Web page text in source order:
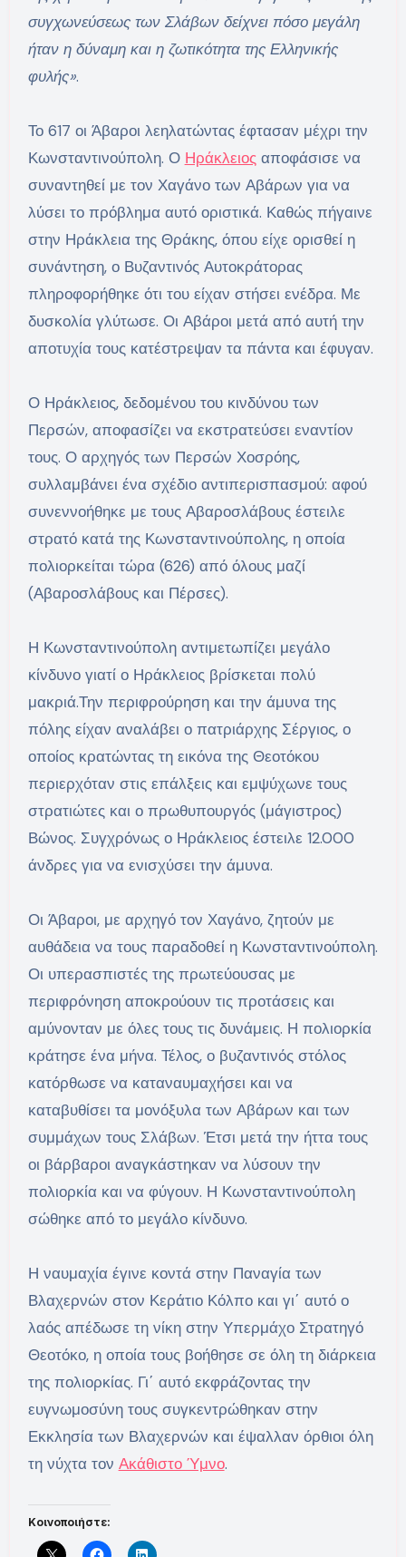
συγχωνεύσεως των Σλάβων δείχνει πόσο μεγάλη
ήταν η δύναμη και η ζωτικότητα της Ελληνικής
φυλής».
Το 617 οι Άβαροι λεηλατώντας έφτασαν μέχρι την
Κωνσταντινούπολη. Ο Ηράκλειος αποφάσισε να
συναντηθεί με τον Χαγάνο των Αβάρων για να
λύσει το πρόβλημα αυτό οριστικά. Καθώς πήγαινε
στην Ηράκλεια της Θράκης, όπου είχε ορισθεί η
συνάντηση, ο Βυζαντινός Αυτοκράτορας
πληροφορήθηκε ότι του είχαν στήσει ενέδρα. Με
δυσκολία γλύτωσε. Οι Αβάροι μετά από αυτή την
αποτυχία τους κατέστρεψαν τα πάντα και έφυγαν.
Ο Ηράκλειος, δεδομένου του κινδύνου των
Περσών, αποφασίζει να εκστρατεύσει εναντίον
τους. Ο αρχηγός των Περσών Χοσρόης,
συλλαμβάνει ένα σχέδιο αντιπερισπασμού: αφού
συνεννοήθηκε με τους Αβαροσλάβους έστειλε
στρατό κατά της Κωνσταντινούπολης, η οποία
πολιορκείται τώρα (626) από όλους μαζί
(Αβαροσλάβους και Πέρσες).
Η Κωνσταντινούπολη αντιμετωπίζει μεγάλο
κίνδυνο γιατί ο Ηράκλειος βρίσκεται πολύ
μακριά.Την περιφρούρηση και την άμυνα της
πόλης είχαν αναλάβει ο πατριάρχης Σέργιος, ο
οποίος κρατώντας τη εικόνα της Θεοτόκου
περιερχόταν στις επάλξεις και εμψύχωνε τους
στρατιώτες και ο πρωθυπουργός (μάγιστρος)
Βώνος. Συγχρόνως ο Ηράκλειος έστειλε 12.000
άνδρες για να ενισχύσει την άμυνα.
Οι Άβαροι, με αρχηγό τον Χαγάνο, ζητούν με
αυθάδεια να τους παραδοθεί η Κωνσταντινούπολη.
Οι υπερασπιστές της πρωτεύουσας με
περιφρόνηση αποκρούουν τις προτάσεις και
αμύνονταν με όλες τους τις δυνάμεις. Η πολιορκία
κράτησε ένα μήνα. Τέλος, ο βυζαντινός στόλος
κατόρθωσε να καταναυμαχήσει και να
καταβυθίσει τα μονόξυλα των Αβάρων και των
συμμάχων τους Σλάβων. Έτσι μετά την ήττα τους
οι βάρβαροι αναγκάστηκαν να λύσουν την
πολιορκία και να φύγουν. Η Κωνσταντινούπολη
σώθηκε από το μεγάλο κίνδυνο.
Η ναυμαχία έγινε κοντά στην Παναγία των
Βλαχερνών στον Κεράτιο Κόλπο και γι΄ αυτό ο
λαός απέδωσε τη νίκη στην Υπερμάχο Στρατηγό
Θεοτόκο, η οποία τους βοήθησε σε όλη τη διάρκεια
της πολιορκίας. Γι΄ αυτό εκφράζοντας την
ευγνωμοσύνη τους συγκεντρώθηκαν στην
Εκκλησία των Βλαχερνών και έψαλλαν όρθιοι όλη
τη νύχτα τον Ακάθιστο Ύμνο.
Κοινοποιήστε: